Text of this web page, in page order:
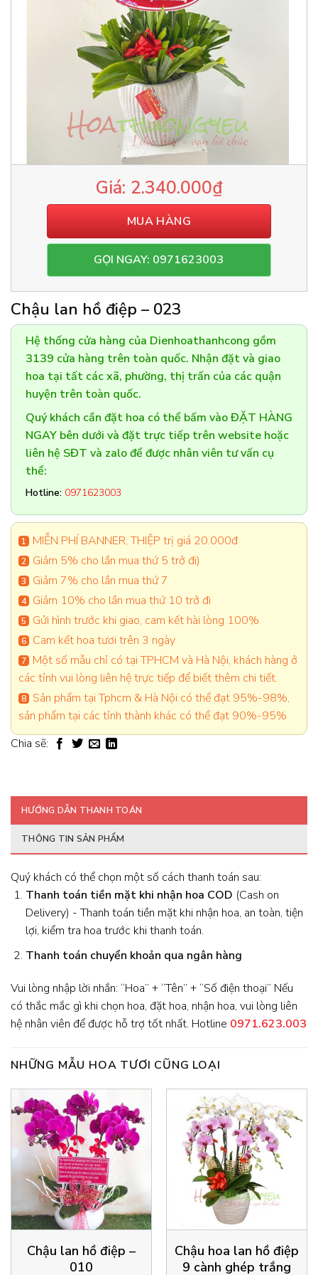
2.340.000₫
MUA HÀNG
GỌI NGAY: 0971623003
Chậu lan hồ điệp – 023
Hệ thống cửa hàng của Dienhoathanhcong gồm
3139 cửa hàng trên toàn quốc. Nhận đặt và giao
hoa tại tất các xã, phường, thị trấn của các quận
huyện trên toàn quốc.
Quý khách cần đặt hoa có thể bấm vào ĐẶT HÀNG
NGAY bên dưới và đặt trực tiếp trên website hoặc
liên hệ SĐT và zalo để được nhân viên tư vấn cụ
thể:
Hotline: 0971623003
MIỄN PHÍ BANNER, THIỆP trị giá 20.000đ
Giảm 5% cho lần mua thứ 5 trở đi)
Giảm 7% cho lần mua thứ 7
Giảm 10% cho lần mua thứ 10 trở đi
Gửi hình trước khi giao, cam kết hài lòng 100%
Cam kết hoa tươi trên 3 ngày
Một số mẫu chỉ có tại TPHCM và Hà Nội, khách hàng ở
các tỉnh vui lòng liên hệ trực tiếp để biết thêm chi tiết.
Sản phẩm tại Tphcm & Hà Nội có thể đạt 95%-98%,
sản phẩm tại các tỉnh thành khác có thể đạt 90%-95%
Chia sẽ:
HƯỚNG DẪN THANH TOÁN
THÔNG TIN SẢN PHẨM
Quý khách có thể chọn một số cách thanh toán sau:
Thanh toán tiền mặt khi nhận hoa COD (Cash on
Delivery) - Thanh toán tiền mặt khi nhận hoa, an toàn, tiện
lợi, kiểm tra hoa trước khi thanh toán.
Thanh toán chuyển khoản qua ngân hàng
Vui lòng nhập lời nhắn: “Hoa” + “Tên” + “Số điện thoại” Nếu
có thắc mắc gì khi chọn hoa, đặt hoa, nhận hoa, vui lòng liên
hệ nhân viên để được hỗ trợ tốt nhất. Hotline 0971.623.003
NHỮNG MẪU HOA TƯƠI CŨNG LOẠI
Chậu lan hồ điệp –
010
Chậu hoa lan hồ điệp
9 cành ghép trắng